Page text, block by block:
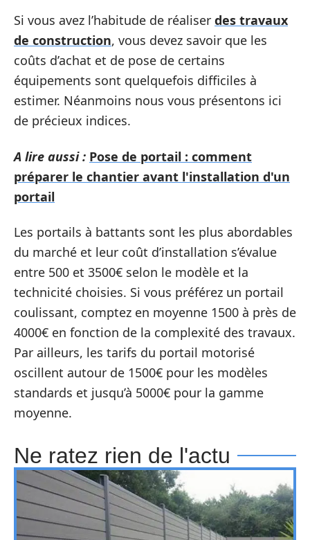
Si vous avez l’habitude de réaliser des travaux
de construction, vous devez savoir que les
coûts d’achat et de pose de certains
équipements sont quelquefois difficiles à
estimer. Néanmoins nous vous présentons ici
de précieux indices.
A lire aussi : Pose de portail : comment
préparer le chantier avant l'installation d'un
portail
Les portails à battants sont les plus abordables
du marché et leur coût d’installation s’évalue
entre 500 et 3500€ selon le modèle et la
technicité choisies. Si vous préférez un portail
coulissant, comptez en moyenne 1500 à près de
4000€ en fonction de la complexité des travaux.
Par ailleurs, les tarifs du portail motorisé
oscillent autour de 1500€ pour les modèles
standards et jusqu’à 5000€ pour la gamme
moyenne.
Ne ratez rien de l'actu